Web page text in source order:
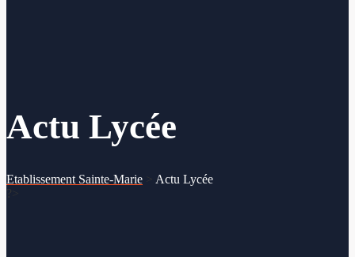
Actu Lycée
Etablissement Sainte-Marie > Actu Lycée
?>